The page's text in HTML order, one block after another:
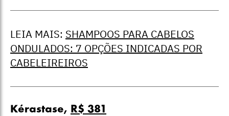
LEIA MAIS: SHAMPOOS PARA CABELOS
ONDULADOS: 7 OPÇÕES INDICADAS POR
CABELEIREIROS
Kérastase, R$ 381